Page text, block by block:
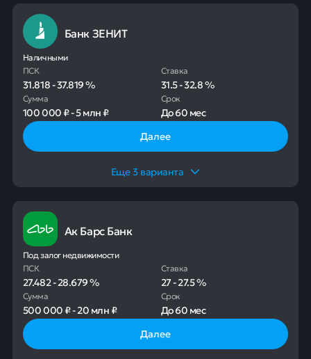
Банк ЗЕНИТ
Наличными
ПСК
31.818-37.819%
Ставка
31.5-32.8%
Сумма
100 000 ₽-5 млн ₽
Срок
До60 мес
Далее
Еще3 варианта
Ак Барс Банк
Под залог недвижимости
ПСК
27.482-28.679%
Ставка
27-27.5%
Сумма
500 000 ₽-20 млн ₽
Срок
До60 мес
Далее